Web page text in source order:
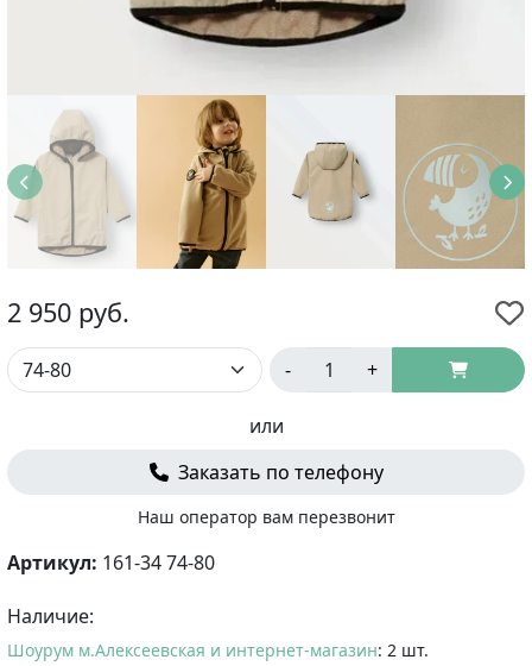
2 950 руб.
- +
или
Заказать по телефону
Наш оператор вам перезвонит
Артикул: 161-34 74-80
Наличие:
Шоурум м.Алексеевская и интернет-магазин: 2 шт.